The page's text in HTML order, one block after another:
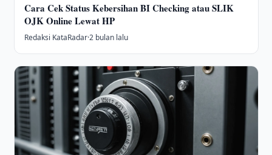
Cara Cek Status Kebersihan BI Checking atau SLIK
OJK Online Lewat HP
Redaksi KataRadar·2 bulan lalu